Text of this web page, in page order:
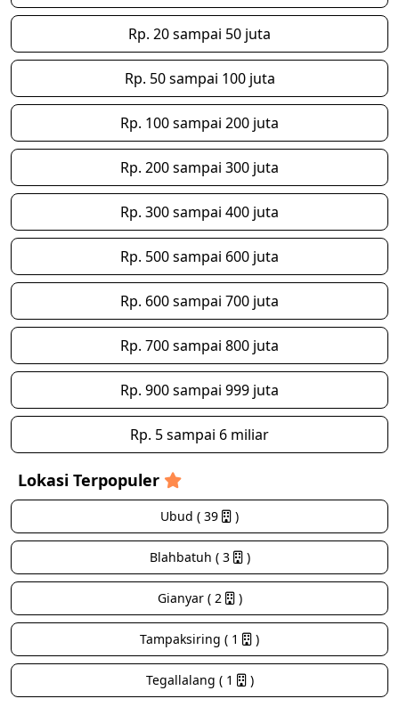
Rp. 20 sampai 50 juta
Rp. 50 sampai 100 juta
Rp. 100 sampai 200 juta
Rp. 200 sampai 300 juta
Rp. 300 sampai 400 juta
Rp. 500 sampai 600 juta
Rp. 600 sampai 700 juta
Rp. 700 sampai 800 juta
Rp. 900 sampai 999 juta
Rp. 5 sampai 6 miliar
Lokasi Terpopuler
Ubud ( 39 )
Blahbatuh ( 3 )
Gianyar ( 2 )
Tampaksiring ( 1 )
Tegallalang ( 1 )